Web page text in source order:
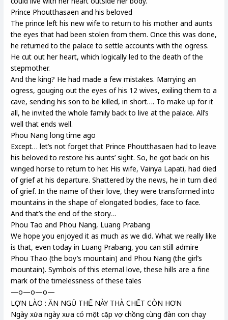
Prince Phoutthasaen and his beloved
The prince left his new wife to return to his mother and aunts
the eyes that had been stolen from them. Once this was done,
he returned to the palace to settle accounts with the ogress.
He cut out her heart, which logically led to the death of the
stepmother.
And the king? He had made a few mistakes. Marrying an
ogress, gouging out the eyes of his 12 wives, exiling them to a
cave, sending his son to be killed, in short…. To make up for it
all, he invited the whole family back to live at the palace. All’s
well that ends well.
Phou Nang long time ago
Except… let’s not forget that Prince Phoutthasaen had to leave
his beloved to restore his aunts’ sight. So, he got back on his
winged horse to return to her. His wife, Vainya Lapati, had died
of grief at his departure. Shattered by the news, he in turn died
of grief. In the name of their love, they were transformed into
mountains in the shape of elongated bodies, face to face.
And that’s the end of the story…
Phou Tao and Phou Nang, Luang Prabang
We hope you enjoyed it as much as we did. What we really like
is that, even today in Luang Prabang, you can still admire
Phou Thao (the boy’s mountain) and Phou Nang (the girl’s
mountain). Symbols of this eternal love, these hills are a fine
mark of the timelessness of these tales
—o—o—o—
LỢN LÀO : ĂN NGỦ THẾ NÀY THÀ CHẾT CÒN HƠN
Ngày xửa ngày xưa có một cặp vợ chồng cùng đàn con chạy